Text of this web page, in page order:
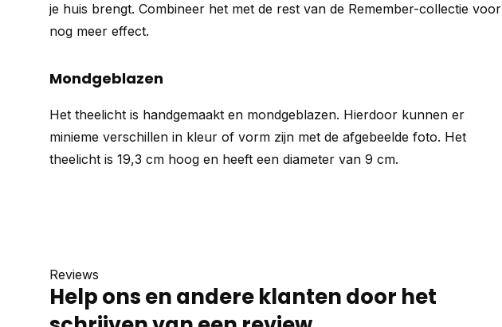
je huis brengt. Combineer het met de rest van de Remember-collectie voor
nog meer effect.
Mondgeblazen
Het theelicht is handgemaakt en mondgeblazen. Hierdoor kunnen er
minieme verschillen in kleur of vorm zijn met de afgebeelde foto. Het
theelicht is 19,3 cm hoog en heeft een diameter van 9 cm.
Reviews
Help ons en andere klanten door het